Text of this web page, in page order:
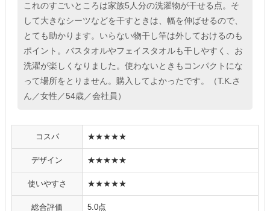
これのすごいところは家族5人分の洗濯物が干せる点。そ
して大きなシーツなどを干すときは、幅を伸ばせるので、
とても助かります。いらない物干し竿は外しておけるのも
ポイント。バスタオルやフェイスタオルも干しやすく、お
洗濯が楽しくなりました。使わないときもコンパクトにな
って場所をとりません。購入してよかったです。（T.K.さ
ん／女性／54歳／会社員）
コスパ ★★★★★
デザイン ★★★★★
使いやすさ ★★★★★
総合評価 5.0点